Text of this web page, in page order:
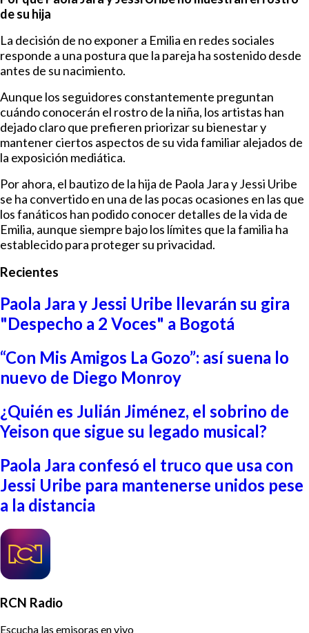
de su hija
La decisión de no exponer a Emilia en redes sociales
responde a una postura que la pareja ha sostenido desde
antes de su nacimiento.
Aunque los seguidores constantemente preguntan
cuándo conocerán el rostro de la niña, los artistas han
dejado claro que prefieren priorizar su bienestar y
mantener ciertos aspectos de su vida familiar alejados de
la exposición mediática.
Por ahora, el bautizo de la hija de Paola Jara y Jessi Uribe
se ha convertido en una de las pocas ocasiones en las que
los fanáticos han podido conocer detalles de la vida de
Emilia, aunque siempre bajo los límites que la familia ha
establecido para proteger su privacidad.
Recientes
Paola Jara y Jessi Uribe llevarán su gira
"Despecho a 2 Voces" a Bogotá
“Con Mis Amigos La Gozo”: así suena lo
nuevo de Diego Monroy
¿Quién es Julián Jiménez, el sobrino de
Yeison que sigue su legado musical?
Paola Jara confesó el truco que usa con
Jessi Uribe para mantenerse unidos pese
a la distancia
RCN Radio
Escucha las emisoras en vivo